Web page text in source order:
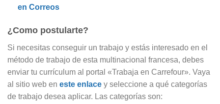
en Correos
¿Como postularte?
Si necesitas conseguir un trabajo y estás interesado en el
método de trabajo de esta multinacional francesa, debes
enviar tu currículum al portal «Trabaja en Carrefour». Vaya
al sitio web en este enlace y seleccione a qué categorías
de trabajo desea aplicar. Las categorías son: